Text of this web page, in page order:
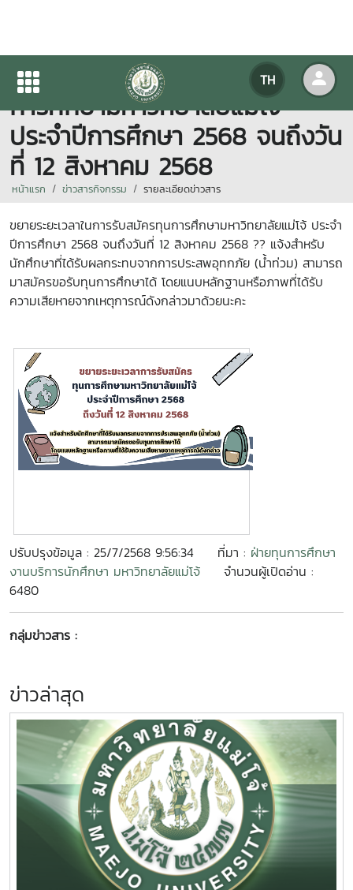
TH
ขยายระยะเวลาในการรับสมัครทุน
การศึกษามหาวิทยาลัยแม่โจ้
ประจำปีการศึกษา 2568 จนถึงวัน
ที่ 12 สิงหาคม 2568
หน้าแรก ข่าวสารกิจกรรม รายละเอียดข่าวสาร
ขยายระยะเวลาในการรับสมัครทุนการศึกษามหาวิทยาลัยแม่โจ้ ประจำ
ปีการศึกษา 2568 จนถึงวันที่ 12 สิงหาคม 2568 ?? แจ้งสำหรับ
นักศึกษาที่ได้รับผลกระทบจากการประสพอุทกภัย (น้ำท่วม) สามารถ
มาสมัครขอรับทุนการศึกษาได้ โดยแนบหลักฐานหรือภาพที่ได้รับ
ความเสียหายจากเหตุการณ์ดังกล่าวมาด้วยนะคะ
ปรับปรุงข้อมูล : 25/7/2568 9:56:34 ที่มา : ฝ่ายทุนการศึกษา
งานบริการนักศึกษา มหาวิทยาลัยแม่โจ้
จำนวนผู้เปิดอ่าน :
6480
กลุ่มข่าวสาร :
ข่าวล่าสุด